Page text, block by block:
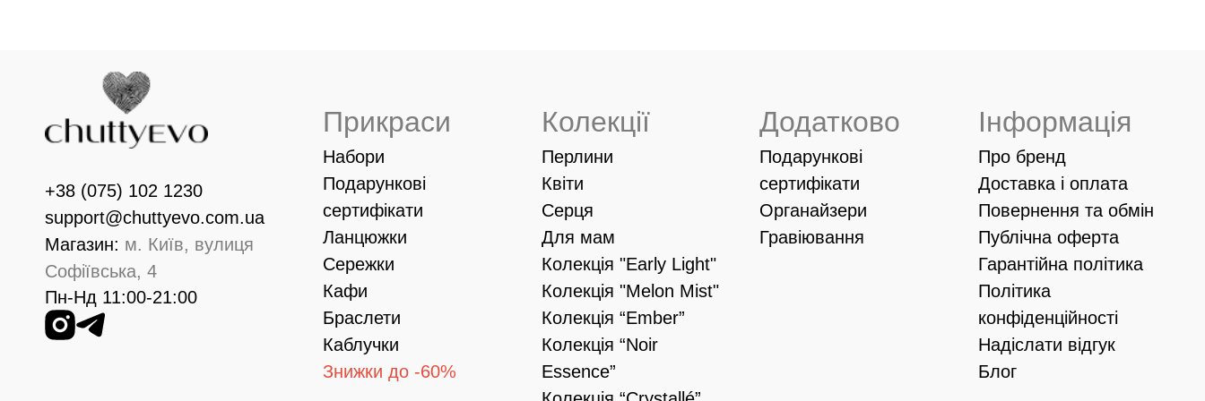
+38 (075) 102 1230
support@chuttyevo.com.ua
Магазин: м. Київ, вулиця
Софіївська, 4
Пн-Нд 11:00-21:00
Прикраси
Набори
Подарункові
сертифікати
Ланцюжки
Сережки
Кафи
Браслети
Каблучки
Знижки до -60%
Колекції
Перлини
Квіти
Серця
Для мам
Колекція "Early Light"
Колекція "Melon Mist"
Колекція “Ember”
Колекція “Noir
Essence”
Додатково
Подарункові
сертифікати
Органайзери
Гравіювання
Інформація
Про бренд
Доставка і оплата
Повернення та обмін
Публічна оферта
Гарантійна політика
Політика
конфіденційності
Надіслати відгук
Блог